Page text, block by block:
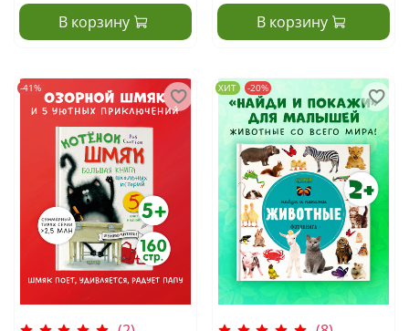
В корзину
В корзину
-41% ХИТ -20%